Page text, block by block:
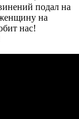
подал на
на
нас!